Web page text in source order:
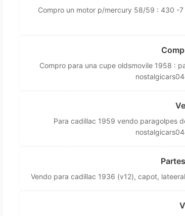
Compro un motor p/mercury 58/59 : 430 -
Compro para una cupe oldsmovile 1958 :
Para cadillac 1959 vendo paragolpes
Vendo para cadillac 1936 (v12), capot,